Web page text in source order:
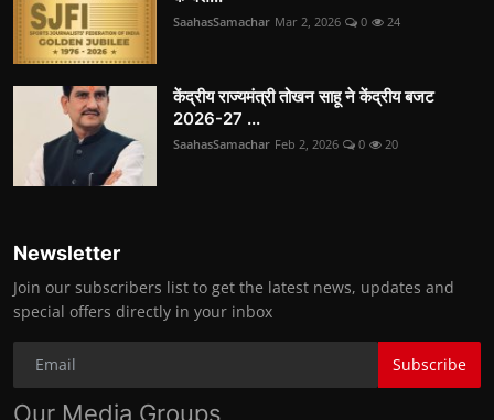
SaahasSamachar Mar 2, 2026 0 24
केंद्रीय राज्यमंत्री तोखन साहू ने केंद्रीय बजट
2026-27 ...
SaahasSamachar Feb 2, 2026 0 20
Newsletter
Join our subscribers list to get the latest news, updates and
special offers directly in your inbox
Subscribe
Our Media Groups